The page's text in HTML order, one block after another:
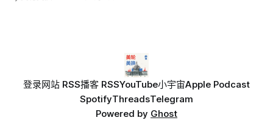
登录网站 RSS播客 RSSYouTube小宇宙Apple Podcast
SpotifyThreadsTelegram
Powered by Ghost